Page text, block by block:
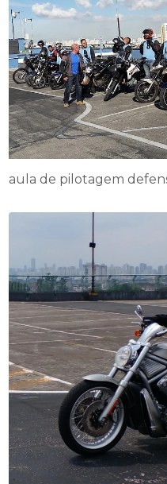
aula de pilotagem